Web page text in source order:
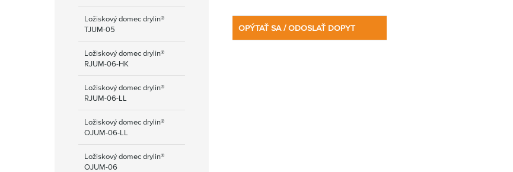
Ložiskový domec drylin®
TJUM-05
Ložiskový domec drylin®
RJUM-06-HK
Ložiskový domec drylin®
RJUM-06-LL
Ložiskový domec drylin®
OJUM-06-LL
Ložiskový domec drylin®
OJUM-06
OPÝTAŤ SA / ODOSLAŤ DOPYT